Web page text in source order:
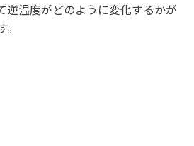
逆温度がどのように変化するかが